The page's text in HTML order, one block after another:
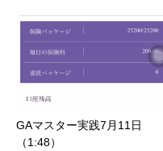
GAマスター実践7月11日
（1:48）